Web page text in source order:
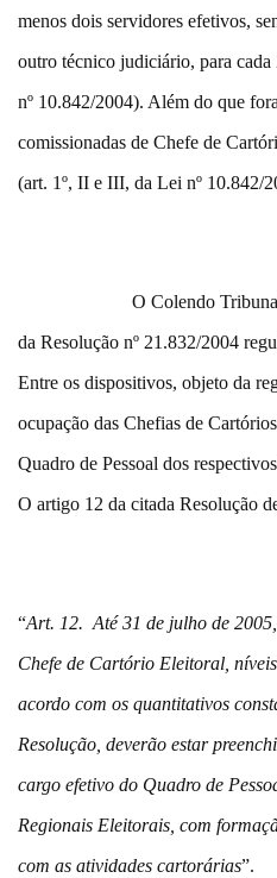
menos dois servidores efetivos,
outro técnico judiciário, para
nº 10.842/2004). Além do que
comissionadas de Chefe de
(art. 1º, II e III, da Lei nº 10.842/
O Colendo Tribunal
da Resolução nº 21.832/2004
Entre os dispositivos, objeto da
ocupação das Chefias de
Quadro de Pessoal dos
O artigo 12 da citada Resolução
“Art. 12. Até 31 de julho de
Chefe de Cartório Eleitoral,
acordo com os quantitativos
Resolução, deverão estar
cargo efetivo do Quadro de
Regionais Eleitorais, com
com as atividades cartorárias”.